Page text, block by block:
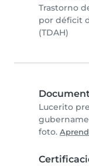
Trastorno
por déficit
(TDAH)
Lucerito
foto.